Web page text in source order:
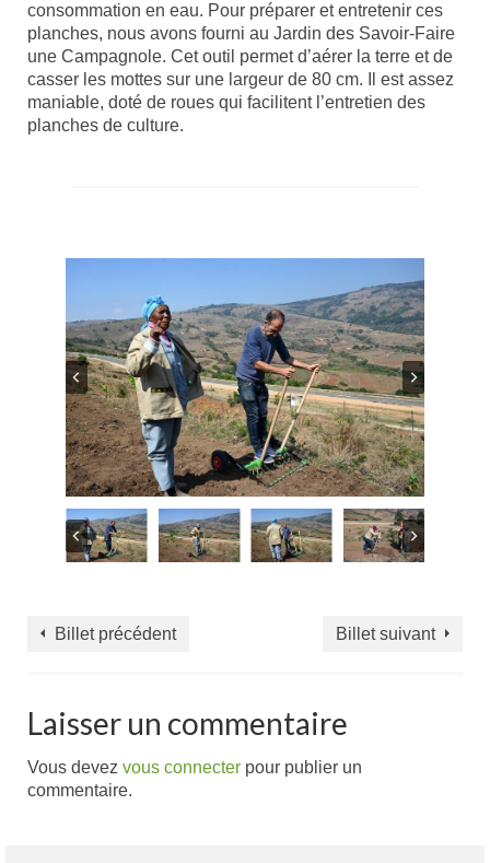
consommation en eau. Pour préparer et entretenir ces
planches, nous avons fourni au Jardin des Savoir-Faire
une Campagnole. Cet outil permet d’aérer la terre et de
casser les mottes sur une largeur de 80 cm. Il est assez
maniable, doté de roues qui facilitent l’entretien des
planches de culture.
Billet précédent Billet suivant
Laisser un commentaire
Vous devez vous connecter pour publier un
commentaire.